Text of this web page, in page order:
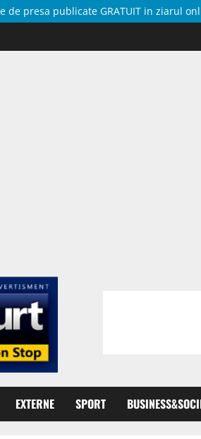
de presa publicate GRATUIT in ziarul
EXTERNE SPORT